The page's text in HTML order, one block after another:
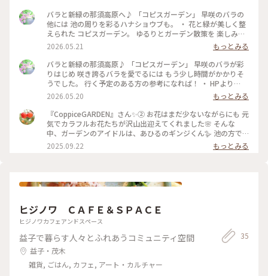
バラと新緑の那須高原へ♪ 「コピスガーデン」 早咲のバラの
他には 池の周りを彩るハナショウブも。 ・ 花と緑が美しく整
えられた コピスガーデン。 ゆるりとガーデン散策を 楽しみま
した。 次はチューリップの季節 4月に来れたらいいな🌷 ちょ
っと先だけど〜🌷💦 ・ #ちいさな列車旅 #那須高原 #コピスガ
ーデン
2026.05.21
もっとみる
バラと新緑の那須高原♪ 「コピスガーデン」 早咲のバラが彩
りはじめ 咲き誇るバラを愛でるには もう少し時間がかかりそ
うでした。 行く予定のある方の参考になれば！ ・ HPより
【コピスガーデンは、2013年春に栃木県那須町にオープンし
たガーデニングショップです。 ショップ名の「コピス
(Coppice)」とは、 英語で「雑木林」―― その名の通り、 林に囲
まれた心地の良い場所にあります。 お客様に植物を通した「し
あわせ時間」を お届けします。】 ・ 丁寧に手入れされ 美しく
デン
2026.05.20
もっとみる
『CoppiceGARDEN』さん✨② お花はまだ少ないながらにも 元
気でカラフルお花たちが沢山出迎えてくれました🌸 そんな
中、ガーデンのアイドルは、あひるのギンジくん🪿 池の方で
探してみましたが見当たらず‥ 近くでお花のお手入れをされ
ていた方に、聞いてみると きっと向こうのバラの茂みの下に
した。 そんな中、ふと視線を感じ振り向くと（3枚目） びっく
ガーデン内は、トキメキと楽しいに溢れています♡
#CoppiceGARDEN #コピスガーデン #那須 #栃木 #ことりっぷ
さんぽ #あひる
2025.09.22 もっとみる
ヒジノワ ＣＡＦＥ＆ＳＰＡＣＥ
ヒジノワカフェアンドスペース
益子で暮らす人々とふれあうコミュニティ空間
益子・茂木
雑貨, ごはん, カフェ, アート・カルチャー
35